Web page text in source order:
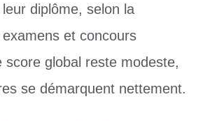
diplôme, selon la
et concours
score global reste modeste,
se démarquent nettement.